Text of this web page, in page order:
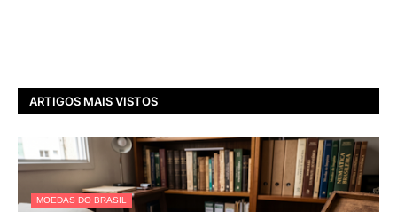
ARTIGOS MAIS VISTOS
MOEDAS DO BRASIL